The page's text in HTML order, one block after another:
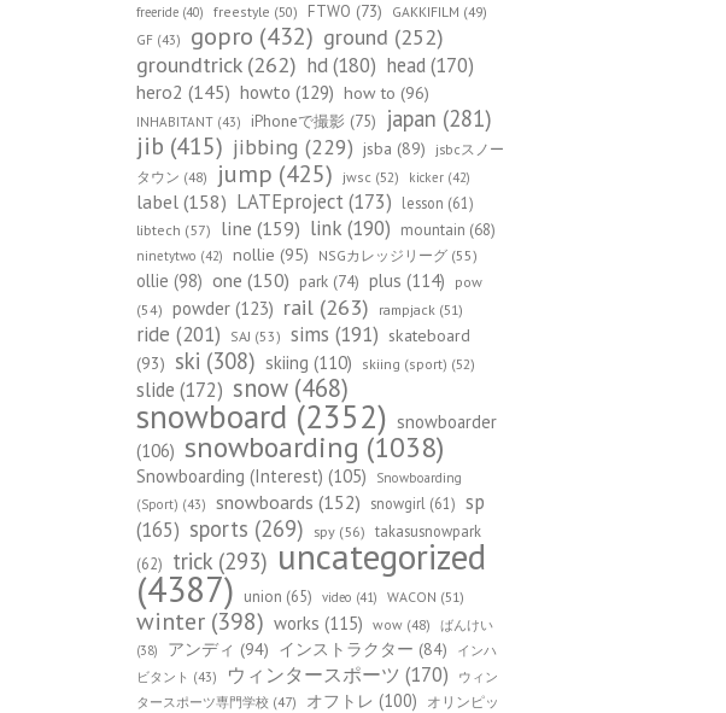
freeride (40) freestyle (50) FTWO (73) GAKKIFILM (49)
GF (43) gopro (432) ground (252)
groundtrick(262) hd(180) head(170)
hero2 (145) howto (129) how to (96)
INHABITANT (43) iPhoneで撮影 (75) japan (281)
jib (415) jibbing (229) jsba (89)
jsbcスノー
タウン (48) jump (425) jwsc (52) kicker (42)
label (158) LATEproject(173) lesson (61)
libtech (57) line (159) link (190) mountain (68)
ninetytwo (42) nollie (95) NSGカレッジリーグ (55)
ollie (98) one (150) park (74) plus (114)
pow
(54)
powder (123) rail (263) rampjack (51)
ride (201) SAJ (53) sims (191) skateboard
(93) ski (308) skiing (110) skiing (sport) (52)
slide (172) snow (468)
snowboard (2352) snowboarder
(106) snowboarding (1038)
Snowboarding (Interest) (105)
Snowboarding
(Sport) (43) snowboards (152) snowgirl (61) sp
(165) sports (269) spy (56)
takasusnowpark
(62)
trick (293) uncategorized
(4387) union (65) video (41) WACON (51)
winter (398) works (115) wow (48)
ばんけい
(38)
アンディ (94) インストラクター (84)
インハ
ビタント (43) ウィンタースポーツ (170)
ウィン
タースポーツ専門学校 (47) オフトレ (100)
オリンピッ